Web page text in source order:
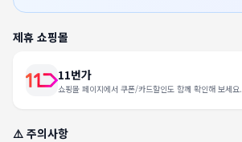
제휴 쇼핑몰
11번가
쇼핑몰 페이지에서 쿠폰/카드할인도 함께 확인해 보세요.
⚠️ 주의사항